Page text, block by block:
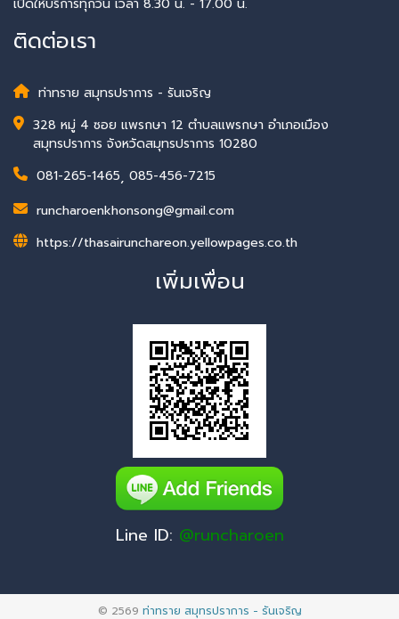
เปิดให้บริการทุกวัน เวลา 8.30 น. - 17.00 น.
ติดต่อเรา
ท่าทราย สมุทรปราการ - รันเจริญ
328 หมู่ 4 ซอย แพรกษา 12 ตำบลแพรกษา อำเภอเมือง
สมุทรปราการ จังหวัดสมุทรปราการ 10280
081-265-1465, 085-456-7215
runcharoenkhonsong@gmail.com
https://thasairunchareon.yellowpages.co.th
เพิ่มเพื่อน
Line ID: @runcharoen
© 2569 ท่าทราย สมุทรปราการ - รันเจริญ